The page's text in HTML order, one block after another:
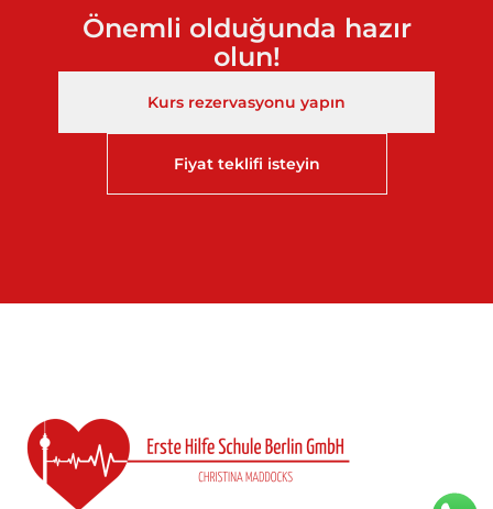
Önemli olduğunda hazır
olun!
Kurs rezervasyonu yapın
Fiyat teklifi isteyin